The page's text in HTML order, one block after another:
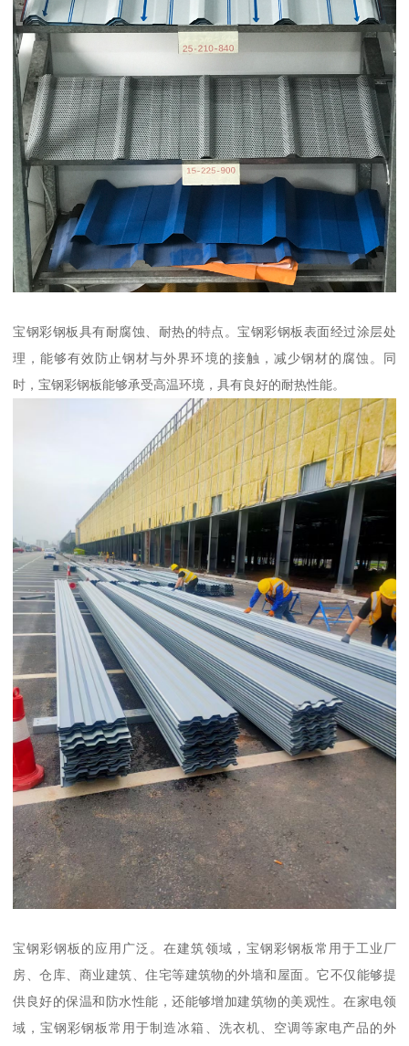
宝钢彩钢板具有耐腐蚀、耐热的特点。宝钢彩钢板表面经过涂层处
理，能够有效防止钢材与外界环境的接触，减少钢材的腐蚀。同
时，宝钢彩钢板能够承受高温环境，具有良好的耐热性能。
宝钢彩钢板的应用广泛。在建筑领域，宝钢彩钢板常用于工业厂
房、仓库、商业建筑、住宅等建筑物的外墙和屋面。它不仅能够提
供良好的保温和防水性能，还能够增加建筑物的美观性。在家电领
域，宝钢彩钢板常用于制造冰箱、洗衣机、空调等家电产品的外